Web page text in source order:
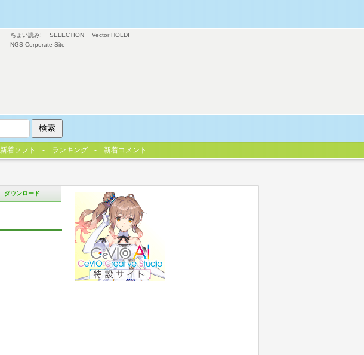
ダウンロード
ちょい読み! SELECTION
Vector HOLDI
NGS Corporate Site
新着ソフト ランキング 新着コメント